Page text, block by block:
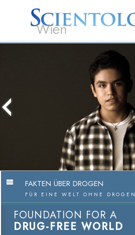
Wien
Geistliche
FAKTEN ÜBER DROGEN
FÜR EINE WELT OHNE DROGEN
FOUNDATION FOR A
DRUG-FREE WORLD